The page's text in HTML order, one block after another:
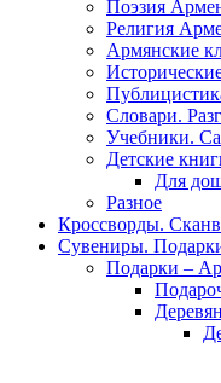
Поэзия
Религия
Армянские
Словари.
Учебники.
Детские
Для
Разное
Кроссворды.
Сувениры.
Подарки –